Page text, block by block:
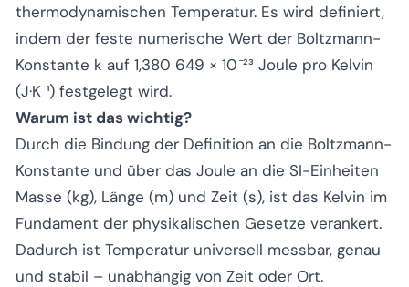
thermodynamischen Temperatur. Es wird definiert,
indem der feste numerische Wert der Boltzmann-
Konstante k auf 1,380 649 × 10⁻²³ Joule pro Kelvin
(J·K⁻¹) festgelegt wird.
Warum ist das wichtig?
Durch die Bindung der Definition an die Boltzmann-
Konstante und über das Joule an die SI-Einheiten
Masse (kg), Länge (m) und Zeit (s), ist das Kelvin im
Fundament der physikalischen Gesetze verankert.
Dadurch ist Temperatur universell messbar, genau
und stabil – unabhängig von Zeit oder Ort.